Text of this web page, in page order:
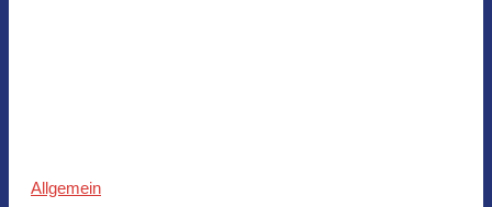
Allgemein